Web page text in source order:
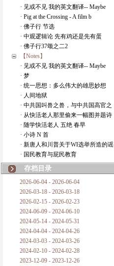
· 见或不见 我的英文翻译-- Maybe
· Pig at the Crossing - A film b
· 佛子行 节选
· 中观逻辑论 先有鸡还是先有蛋
· 佛子行37颂之二2
【Notes】
· 见或不见 我的英文翻译-- Maybe
· 梦
· 统一思想：多么伟大的雄思妙想
· 人间地狱
· 中共国叫兽之兽，与中共国高官之
· 从快活老人那里偷来一幅图并题诗
· 随学快活老人 五绝 春早
· 小诗 N 首
· 新唐人和川普关于WI选举所造的谣
· 国民教育与屁民教育
存档目录
2026-06-04 - 2026-06-04
2026-03-18 - 2026-03-18
2026-02-15 - 2026-02-23
2024-06-09 - 2024-06-10
2024-05-14 - 2024-05-31
2024-04-04 - 2024-04-26
2024-03-03 - 2024-03-26
2024-02-10 - 2024-02-28
2023-12-09 - 2023-12-26